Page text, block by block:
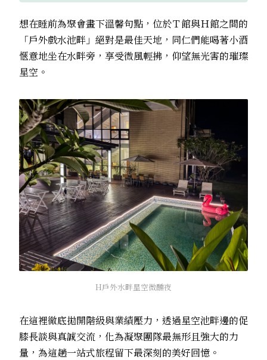
想在睡前為聚會畫下溫馨句點，位於Ｔ館與Ｈ館之間的
「戶外戲水池畔」絕對是最佳天地，同仁們能喝著小酒
愜意地坐在水畔旁，享受微風輕拂，仰望無光害的璀璨
星空。
H戶外水畔星空微醺夜
在這裡徹底拋開階級與業績壓力，透過星空池畔邊的促
膝長談與真誠交流，化為凝聚團隊最無形且強大的力
量，為這趟一站式旅程留下最深刻的美好回憶。